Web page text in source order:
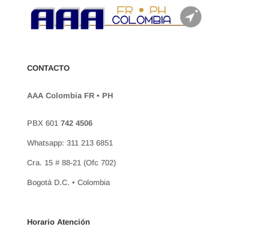
CONTACTO
AAA Colombia FR • PH
PBX 601 742 4506
Whatsapp: 311 213 6851
Cra. 15 # 88-21 (Ofc 702)
Bogotá D.C. • Colombia
Horario Atención